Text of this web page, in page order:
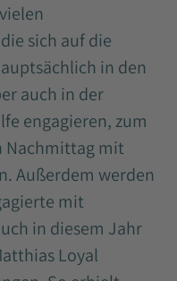
sich auf die
in den
auch in der
engagieren, zum
Nachmittag mit
Außerdem werden
mit
in diesem Jahr
Loyal